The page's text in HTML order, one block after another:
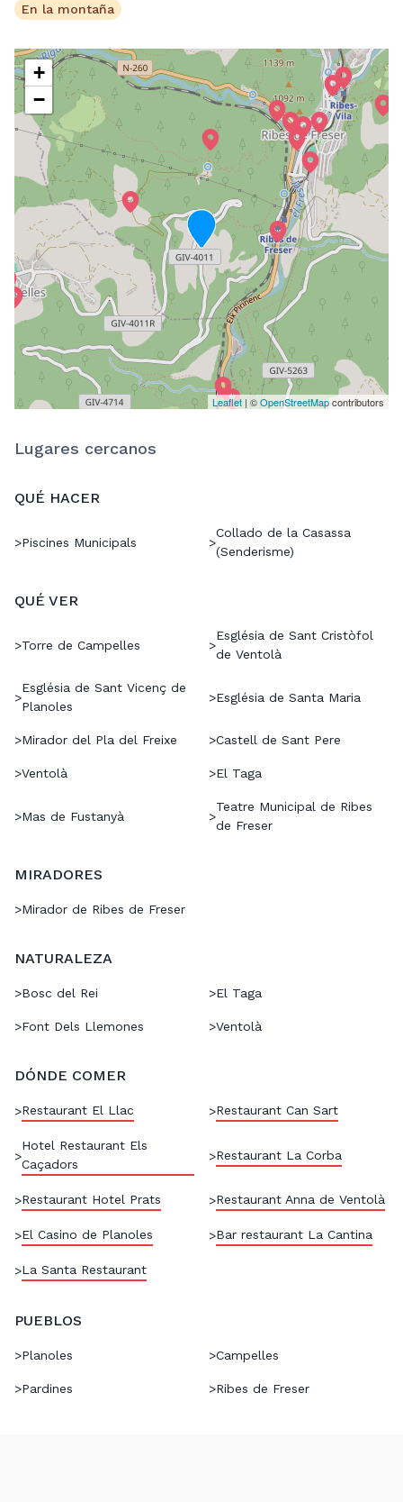
En la montaña
+
−
Leaflet | ©OpenStreetMapcontributors
Lugares cercanos
QUÉ HACER
>Piscines Municipals >
Collado de la Casassa
(Senderisme)
QUÉ VER
>Torre de Campelles >
Església de Sant Cristòfol
de Ventolà
>
Església de Sant Vicenç de
Planoles
>Església de Santa Maria
>Mirador del Pla del Freixe >Castell de Sant Pere
>Ventolà >El Taga
>Mas de Fustanyà >
Teatre Municipal de Ribes
de Freser
MIRADORES
>Mirador de Ribes de Freser
NATURALEZA
>Bosc del Rei >El Taga
>Font Dels Llemones >Ventolà
DÓNDE COMER
>Restaurant El Llac >Restaurant Can Sart
>
Hotel Restaurant Els
Caçadors
>Restaurant La Corba
>Restaurant Hotel Prats >Restaurant Anna de Ventolà
>El Casino de Planoles >Bar restaurant La Cantina
>La Santa Restaurant
PUEBLOS
>Planoles >Campelles
>Pardines >Ribes de Freser